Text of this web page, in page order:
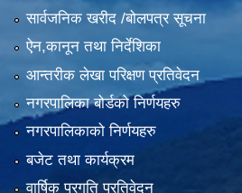
सार्वजनिक खरीद /बोलपत्र सूचना
ऐन,कानून तथा निर्देशिका
आन्तरीक लेखा परिक्षण प्रतिवेदन
नगरपालिका बोर्डको निर्णयहरु
नगरपालिकाको निर्णयहरु
बजेट तथा कार्यक्रम
वार्षिक प्रगति प्रतिवेदन